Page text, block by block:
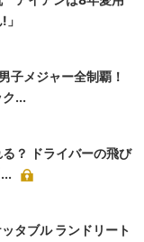
子メジャー全制覇！
...
？ ドライバーの飛び
タブル ランドリート